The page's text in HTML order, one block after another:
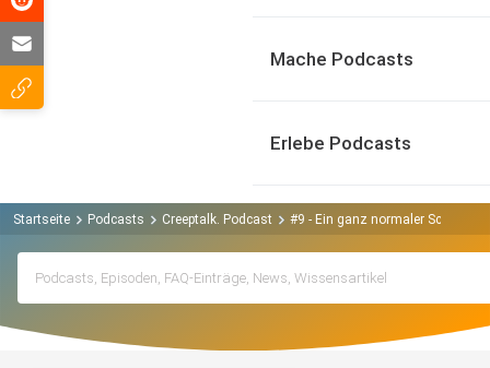
Mache Podcasts
Erlebe Podcasts
Startseite Podcasts Creeptalk. Podcast #9 - Ein ganz normaler Schultag